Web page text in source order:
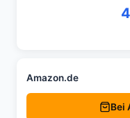
Amazon.de
Bei